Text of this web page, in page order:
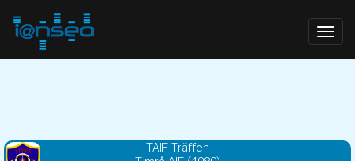
TAIF Träffen